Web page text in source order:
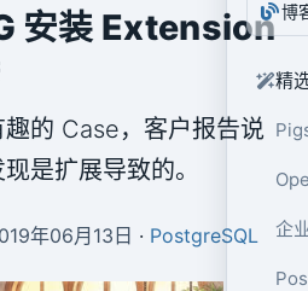
博
精
企
安装 Extension
的 Case，客户报告说
是扩展导致的。
年06月13日 · PostgreSQL